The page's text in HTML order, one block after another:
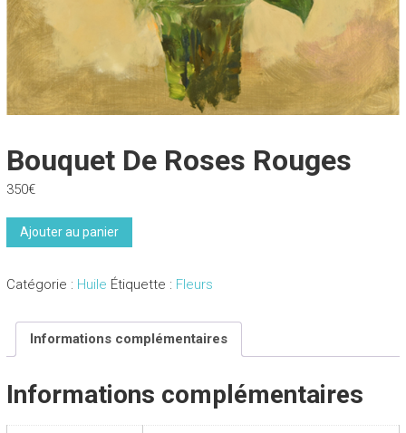
Bouquet De Roses Rouges
350€
quantité
de
de
rouges
Ajouter au panier
Catégorie : Huile Étiquette : Fleurs
Informations complémentaires
Informations complémentaires